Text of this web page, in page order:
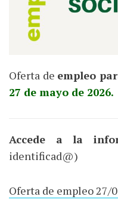
Oferta de empleo
27 de mayo de 2026.
Accede a la
identificad@)
Oferta de empleo 27/